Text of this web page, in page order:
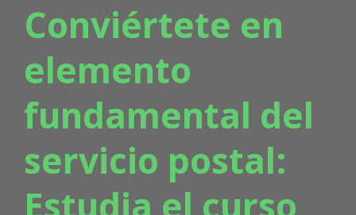
Conviértete en
elemento
fundamental del
servicio postal:
Estudia el curso